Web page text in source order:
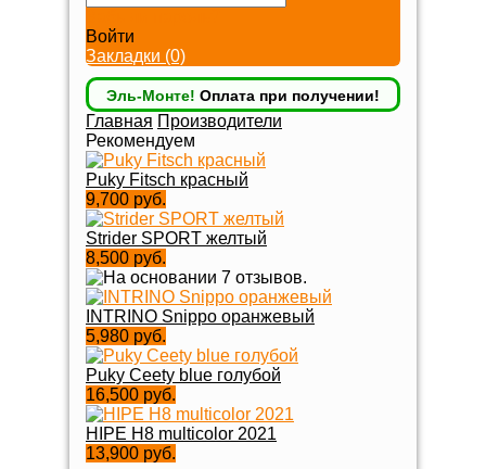
Войти
Закладки (0)
Эль-Монте! Оплата при получении!
Главная Производители
Рекомендуем
Puky Fitsch красный
9,700 руб.
Strider SPORT желтый
8,500 руб.
INTRINO Snippo оранжевый
5,980 руб.
Puky Ceety blue голубой
16,500 руб.
HIPE H8 multicolor 2021
13,900 руб.